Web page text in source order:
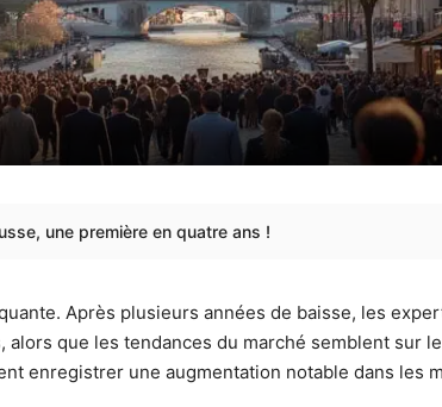
une première en quatre ans !
Après plusieurs années de baisse, les
que les tendances du marché semblent sur
enregistrer une augmentation notable dans les